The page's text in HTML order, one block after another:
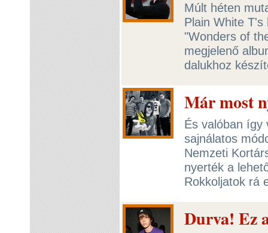
Múlt héten
Plain White
"Wonders of
megjelenő
dalukhoz
Már most
És valóban így
sajnálatos
Nemzeti
nyerték a
Rokkoljatok rá
Durva! Ez